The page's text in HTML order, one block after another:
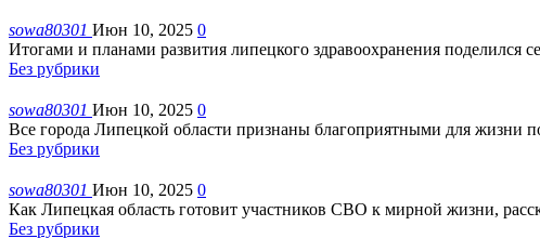
sowa80301 Июн 10, 2025 0
Итогами и планами развития липецкого здравоохранения поделился
Без рубрики
sowa80301 Июн 10, 2025 0
Все города Липецкой области признаны благоприятными для жизни
Без рубрики
sowa80301 Июн 10, 2025 0
Как Липецкая область готовит участников СВО к мирной жизни,
Без рубрики